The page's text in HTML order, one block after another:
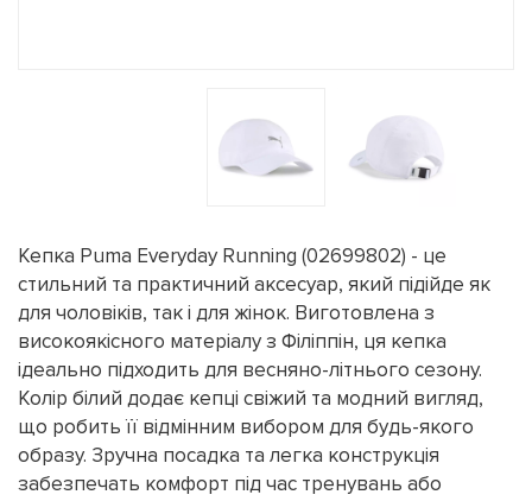
Кепка Puma Everyday Running (02699802) - це
стильний та практичний аксесуар, який підійде як
для чоловіків, так і для жінок. Виготовлена з
високоякісного матеріалу з Філіппін, ця кепка
ідеально підходить для весняно-літнього сезону.
Колір білий додає кепці свіжий та модний вигляд,
що робить її відмінним вибором для будь-якого
образу. Зручна посадка та легка конструкція
забезпечать комфорт під час тренувань або